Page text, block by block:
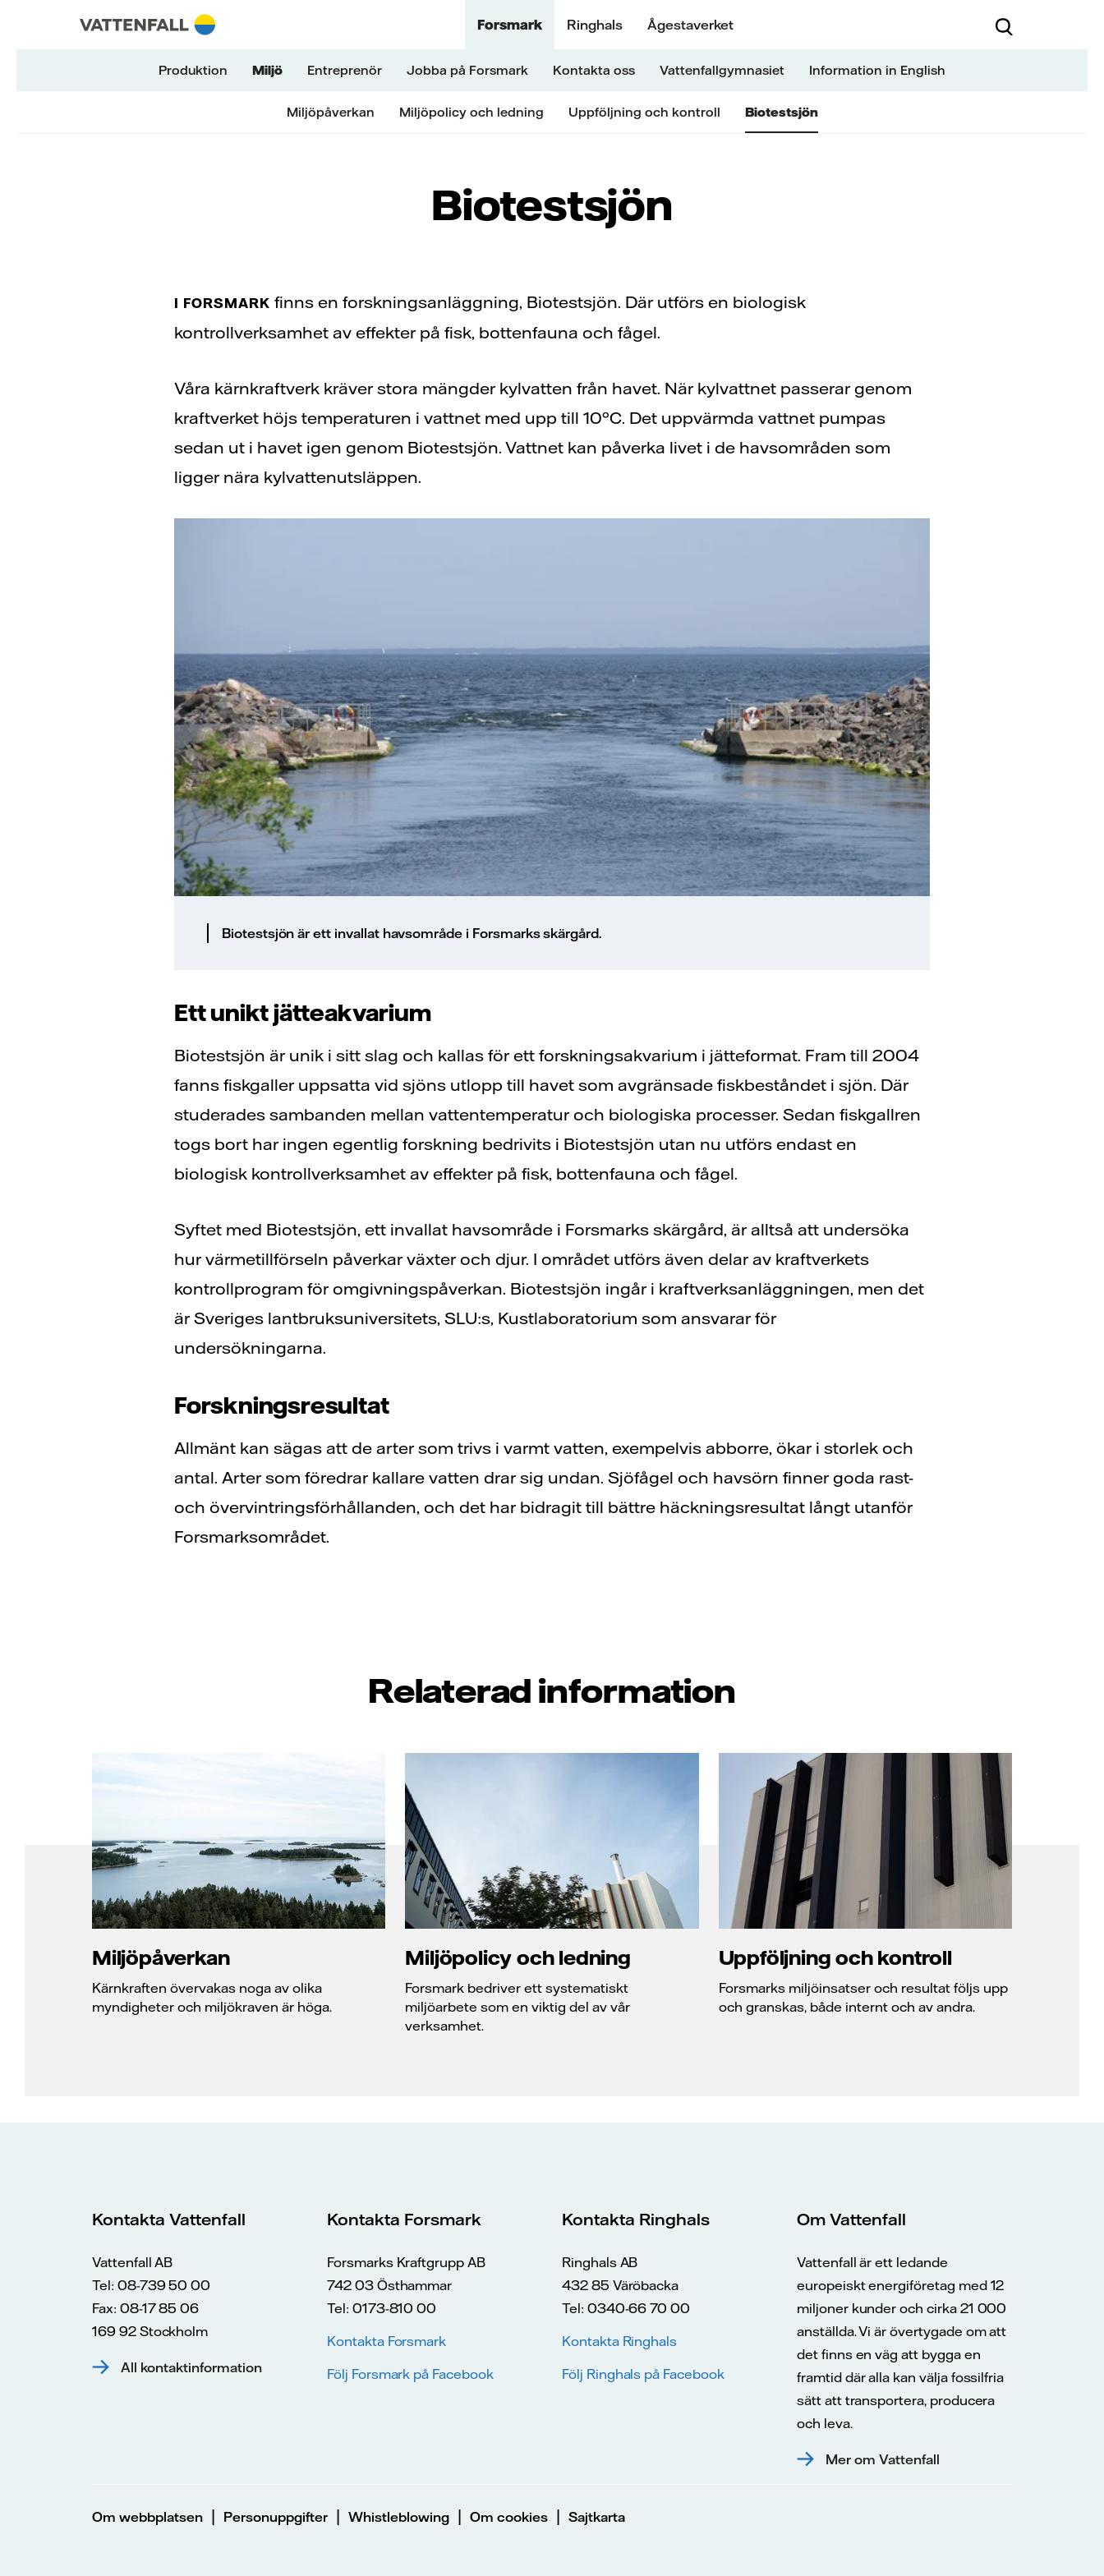
Skip to content
Gå till huvudnavigeringen
Gå till sidfoten Forsmark Ringhals Ågestaverket
Produktion Miljö Entreprenör Jobba på Forsmark Kontakta oss Vattenfallgymnasiet Information in English
Miljöpåverkan Miljöpolicy och ledning Uppföljning och kontroll Biotestsjön
Biotestsjön
I FORSMARK finns en forskningsanläggning, Biotestsjön. Där utförs en biologisk
kontrollverksamhet av effekter på fisk, bottenfauna och fågel.
Våra kärnkraftverk kräver stora mängder kylvatten från havet. När kylvattnet passerar genom
kraftverket höjs temperaturen i vattnet med upp till 10°C. Det uppvärmda vattnet pumpas
sedan ut i havet igen genom Biotestsjön. Vattnet kan påverka livet i de havsområden som
ligger nära kylvattenutsläppen.
Biotestsjön är ett invallat havsområde i Forsmarks skärgård.
Ett unikt jätteakvarium
Biotestsjön är unik i sitt slag och kallas för ett forskningsakvarium i jätteformat. Fram till 2004
fanns fiskgaller uppsatta vid sjöns utlopp till havet som avgränsade fiskbeståndet i sjön. Där
studerades sambanden mellan vattentemperatur och biologiska processer. Sedan fiskgallren
togs bort har ingen egentlig forskning bedrivits i Biotestsjön utan nu utförs endast en
biologisk kontrollverksamhet av effekter på fisk, bottenfauna och fågel.
Syftet med Biotestsjön, ett invallat havsområde i Forsmarks skärgård, är alltså att undersöka
hur värmetillförseln påverkar växter och djur. I området utförs även delar av kraftverkets
kontrollprogram för omgivningspåverkan. Biotestsjön ingår i kraftverksanläggningen, men det
är Sveriges lantbruksuniversitets, SLU:s, Kustlaboratorium som ansvarar för
undersökningarna.
Forskningsresultat
Allmänt kan sägas att de arter som trivs i varmt vatten, exempelvis abborre, ökar i storlek och
antal. Arter som föredrar kallare vatten drar sig undan. Sjöfågel och havsörn finner goda rast-
och övervintringsförhållanden, och det har bidragit till bättre häckningsresultat långt utanför
Forsmarksområdet.
Relaterad information
Miljöpåverkan
Kärnkraften övervakas noga av olika
myndigheter och miljökraven är höga.
Miljöpolicy och ledning
Forsmark bedriver ett systematiskt
miljöarbete som en viktig del av vår
verksamhet.
Uppföljning och kontroll
Forsmarks miljöinsatser och resultat följs upp
och granskas, både internt och av andra.
Gå till huvudnavigeringen
Kontakta Vattenfall
Vattenfall AB
Tel: 08-739 50 00
Fax: 08-17 85 06
169 92 Stockholm
All kontaktinformation
Kontakta Forsmark
Forsmarks Kraftgrupp AB
742 03 Östhammar
Tel: 0173-810 00
Kontakta Forsmark
Följ Forsmark på Facebook
Kontakta Ringhals
Ringhals AB
432 85 Väröbacka
Tel: 0340-66 70 00
Kontakta Ringhals
Följ Ringhals på Facebook
Om Vattenfall
Vattenfall är ett ledande
europeiskt energiföretag med 12
miljoner kunder och cirka 21 000
anställda. Vi är övertygade om att
det finns en väg att bygga en
framtid där alla kan välja fossilfria
sätt att transportera, producera
och leva.
Mer om Vattenfall
Om webbplatsen | Personuppgifter | Whistleblowing | Om cookies | Sajtkarta